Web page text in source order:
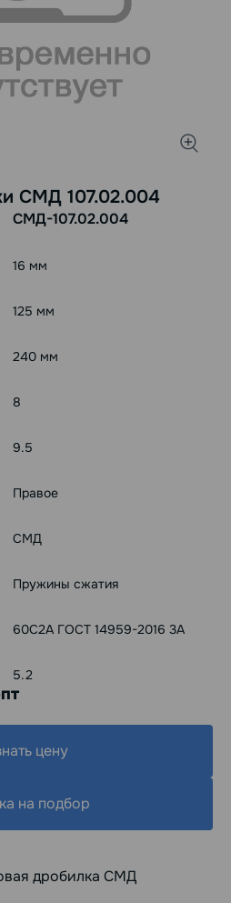
СМД 107.02.004
СМД-107.02.004
16 мм
125 мм
240 мм
8
9.5
Правое
СМД
Пружины сжатия
60С2А ГОСТ 14959-2016 3А
5.2
цену
на подбор
дробилка СМД